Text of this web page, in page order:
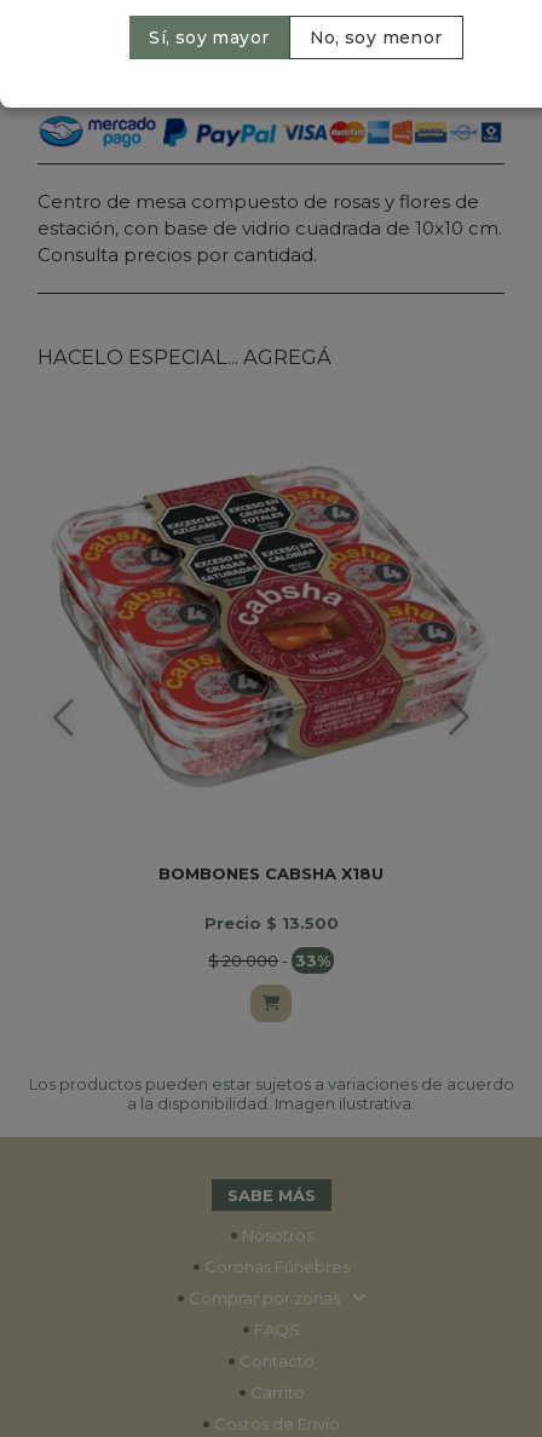
Centro de mesa compuesto de rosas y flores de
estación, con base de vidrio cuadrada de 10x10 cm.
Consulta precios por cantidad.
HACELO ESPECIAL... AGREGÁ
BOMBONES CABSHA X18U
Precio $ 13.500
$ 20.000- 33%
Los productos pueden estar sujetos a variaciones de acuerdo
a la disponibilidad. Imagen ilustrativa.
SABE MÁS
• Nosotros
• Coronas Fúnebres
• Comprar por zonas
• FAQS
• Contacto
• Carrito
• Costos de Envío